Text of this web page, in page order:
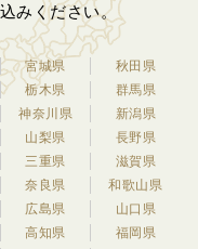
みください。
宮城県
秋田県
栃木県
群馬県
神奈川県
新潟県
山梨県
長野県
三重県
滋賀県
奈良県
和歌山県
広島県
山口県
高知県
福岡県